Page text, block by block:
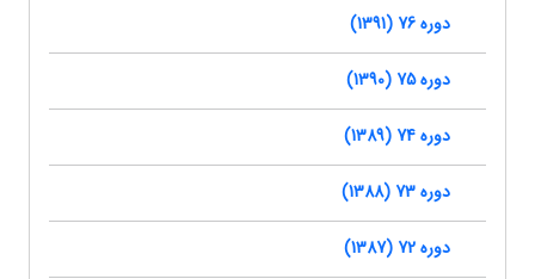
دوره 76 (1391)
دوره 75 (1390)
دوره 74 (1389)
دوره 73 (1388)
دوره 72 (1387)